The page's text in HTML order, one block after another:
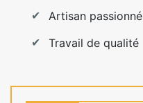
Artisan passionné
Travail de qualité